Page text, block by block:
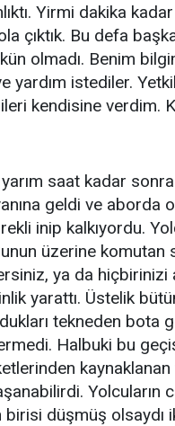
Yirmi dakika
çıktık. Bu defa
olmadı. Benim
yardım istediler.
kendisine verdim.
saat kadar
geldi ve aborda
inip kalkıyordu.
üzerine komutan
ya da hiçbirinizi
yarattı. Üstelik bütün
tekneden bota
Halbuki bu
Yolcuların
birisi düşmüş olsaydı